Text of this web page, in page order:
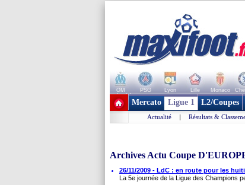
OM PSG Lyon Lille Monaco
+ de clubs
Mercato Ligue 1 L2/Coupes
Actualité | Résultats &
Archives Actu Coupe
26/11/2009 - LdC : en route pour les
La 5e journée de la Ligue des Champions